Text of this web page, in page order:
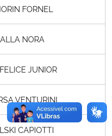
FORNEL
NORA
JUNIOR
VENTURINI
CAPIOTTI